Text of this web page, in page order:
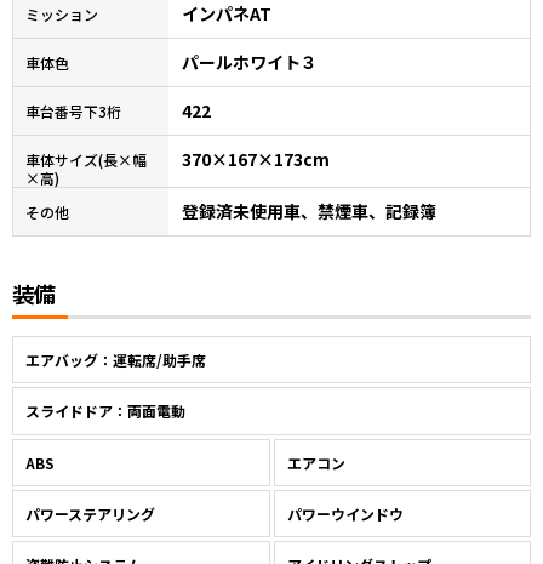
ミッション インパネAT
車体色 パールホワイト３
車台番号下3桁 422
車体サイズ(長×幅
×高)
370×167×173cm
その他 登録済未使用車、禁煙車、記録簿
装備
エアバッグ：運転席/助手席
スライドドア：両面電動
ABS エアコン
パワーステアリング パワーウインドウ